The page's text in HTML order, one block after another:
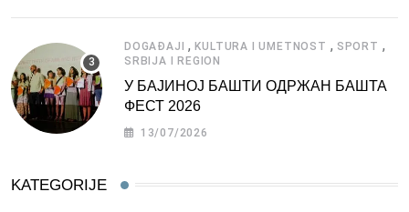
DOGAĐAJI ,KULTURA I UMETNOST , SPORT ,
SRBIJA I REGION
У БАЈИНОЈ БАШТИ ОДРЖАН БАШТА
ФЕСТ 2026
13/07/2026
KATEGORIJE